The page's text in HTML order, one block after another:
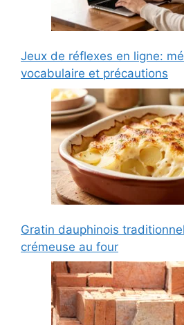
Jeux de réflexes en ligne:
vocabulaire et précautions
Gratin dauphinois
crémeuse au four